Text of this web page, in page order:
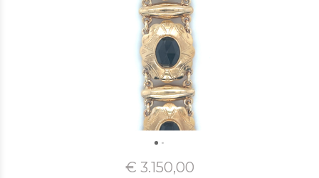
€ 3.150,00